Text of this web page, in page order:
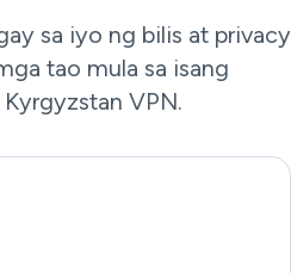
sa iyo ng bilis at privacy
tao mula sa isang
VPN.